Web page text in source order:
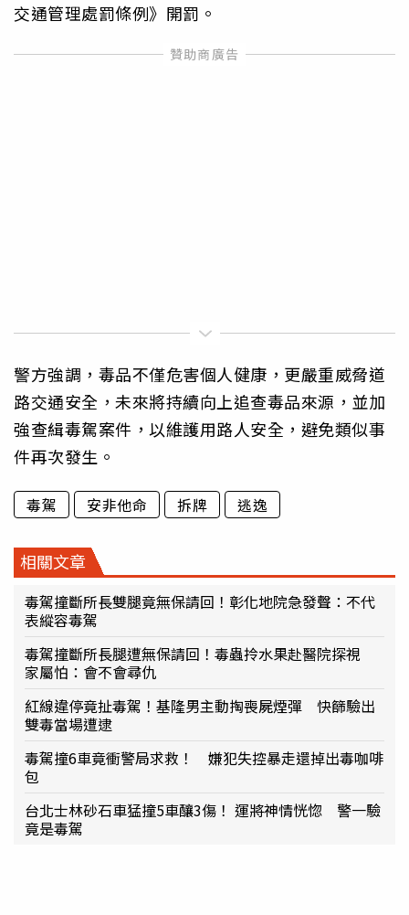
交通管理處罰條例》開罰。
警方強調，毒品不僅危害個人健康，更嚴重威脅道
路交通安全，未來將持續向上追查毒品來源，並加
強查緝毒駕案件，以維護用路人安全，避免類似事
件再次發生。
毒駕 安非他命 拆牌 逃逸
相關文章
毒駕撞斷所長雙腿竟無保請回！彰化地院急發聲：不代
表縱容毒駕
毒駕撞斷所長腿遭無保請回！毒蟲拎水果赴醫院探視
家屬怕：會不會尋仇
紅線違停竟扯毒駕！基隆男主動掏喪屍煙彈 快篩驗出
雙毒當場遭逮
毒駕撞6車竟衝警局求救！ 嫌犯失控暴走還掉出毒咖啡
包
台北士林砂石車猛撞5車釀3傷！ 運將神情恍惚 警一驗
竟是毒駕